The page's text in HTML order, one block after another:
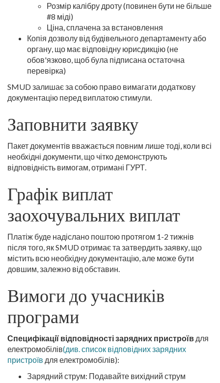
Розмір калібру дроту (повинен бути не більше
#8 міді)
Ціна, сплачена за встановлення
Копія дозволу від будівельного департаменту або
органу, що має відповідну юрисдикцію (не
обов'язково, щоб була підписана остаточна
перевірка)
SMUD залишає за собою право вимагати додаткову
документацію перед виплатою стимули.
Заповнити заявку
Пакет документів вважається повним лише тоді, коли всі
необхідні документи, що чітко демонструють
відповідність вимогам, отримані ГУРТ.
Графік виплат
заохочувальних виплат
Платіж буде надіслано поштою протягом 1-2 тижнів
після того, як SMUD отримає та затвердить заявку, що
містить всю необхідну документацію, але може бути
довшим, залежно від обставин.
Вимоги до учасників
програми
Специфікації відповідності зарядних пристроїв для
електромобілів(див. список відповідних зарядних
пристроїв для електромобілів):
Зарядний струм: Подавайте вихідний струм